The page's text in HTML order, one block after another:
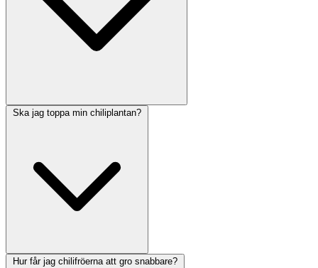
Ska jag toppa min chiliplantan?
Hur får jag chilifröerna att gro snabbare?